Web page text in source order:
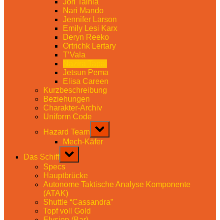
Jori Tainia
Nari Mando
Jennifer Larson
Emily Lesi Karx
Deryn Reeko
Ortrichk Lertary
T’Vala
Jetsun Pema
Elisa Careen
Kurzbeschreibung
Beziehungen
Charakter-Archiv
Uniform Code
Hazard Team
Toggle
sub-
menu
Mech-Käfer
Das Schiff
Toggle
sub-
menu
Specs
Hauptbrücke
Autonome Taktische Analyse Komponente
(ATAK)
Shuttle “Cassandra”
Topf voll Gold